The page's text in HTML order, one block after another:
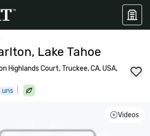
Lake Tahoe
Highlands Court, Truckee, CA, USA,
uns
Videos